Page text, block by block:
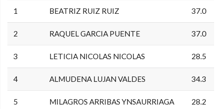
1 BEATRIZ RUIZ RUIZ 37.0
2 RAQUEL GARCIA PUENTE 37.0
3 LETICIA NICOLAS NICOLAS 28.5
4 ALMUDENA LUJAN VALDES 34.3
5 MILAGROS ARRIBAS YNSAURRIAGA 28.2